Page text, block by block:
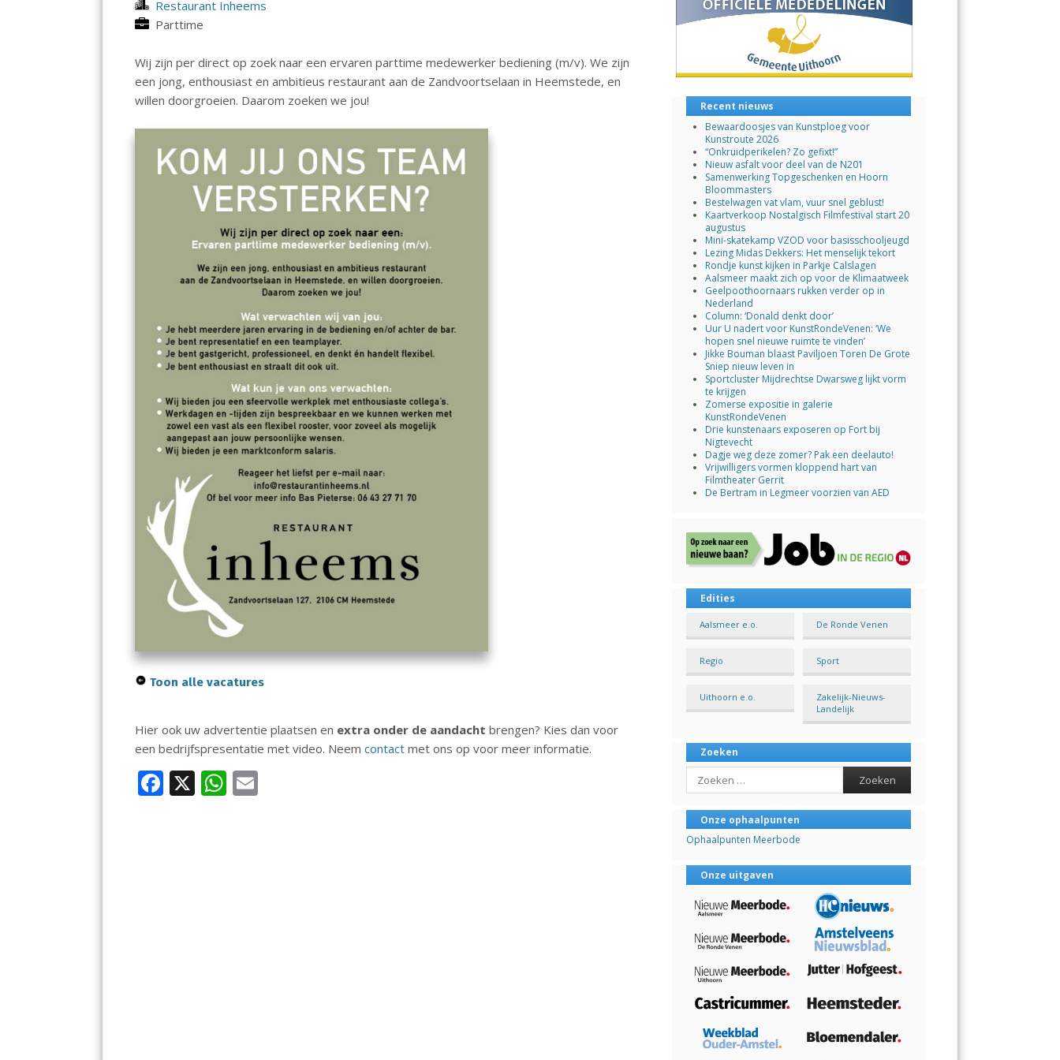
Restaurant Inheems
Parttime
Wij zijn per direct op zoek naar een ervaren parttime medewerker bediening (m/v). We zijn
een jong, enthousiast en ambitieus restaurant aan de Zandvoortselaan in Heemstede, en
willen doorgroeien. Daarom zoeken we jou!
Toon alle vacatures
Hier ook uw advertentie plaatsen en extra onder de aandacht brengen? Kies dan voor
een bedrijfspresentatie met video. Neemcontact met ons op voor meer informatie.
F X W
Recent nieuws
Bewaardoosjes van Kunstploeg voor
Kunstroute 2026
“Onkruidperikelen? Zo gefixt!”
Nieuw asfalt voor deel van de N201
Samenwerking Topgeschenken en Hoorn
Bloommasters
Bestelwagen vat vlam, vuur snel geblust!
Kaartverkoop Nostalgisch Filmfestival start 20
augustus
Mini-skatekamp VZOD voor basisschooljeugd
Lezing Midas Dekkers: Het menselijk tekort
Rondje kunst kijken in Parkje Calslagen
Aalsmeer maakt zich op voor de Klimaatweek
Geelpoothoornaars rukken verder op in
Nederland
Column: ‘Donald denkt door’
Uur U nadert voor KunstRondeVenen: ‘We
hopen snel nieuwe ruimte te vinden’
Jikke Bouman blaast Paviljoen Toren De Grote
Sniep nieuw leven in
Sportcluster Mijdrechtse Dwarsweg lijkt vorm
te krijgen
Zomerse expositie in galerie
KunstRondeVenen
Drie kunstenaars exposeren op Fort bij
Nigtevecht
Dagje weg deze zomer? Pak een deelauto!
Vrijwilligers vormen kloppend hart van
Filmtheater Gerrit
De Bertram in Legmeer voorzien van AED
Edities
Aalsmeer e.o. De Ronde Venen
Regio Sport
Uithoorn e.o.
Zakelijk-Nieuws-
Landelijk
Zoeken
Search
Onze ophaalpunten
Ophaalpunten Meerbode
Onze uitgaven